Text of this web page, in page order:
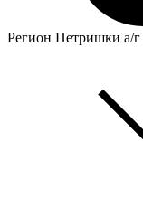
Регион Петришки а/г